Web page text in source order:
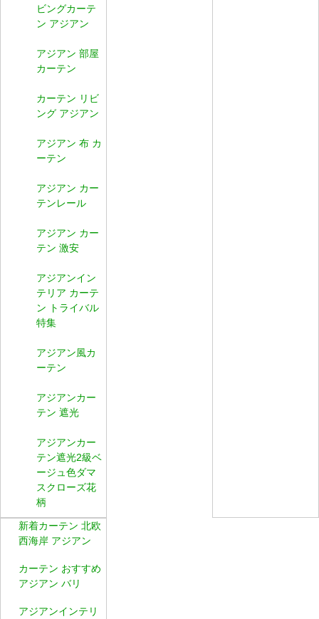
ビングカーテ
ン アジアン
アジアン 部屋
カーテン
カーテン リビ
ング アジアン
アジアン 布 カ
ーテン
アジアン カー
テンレール
アジアン カー
テン 激安
アジアンイン
テリア カーテ
ン トライバル
特集
アジアン風カ
ーテン
アジアンカー
テン 遮光
アジアンカー
テン遮光2級ベ
ージュ色ダマ
スクローズ花
柄
新着カーテン 北欧
西海岸 アジアン
カーテン おすすめ
アジアン バリ
アジアンインテリ